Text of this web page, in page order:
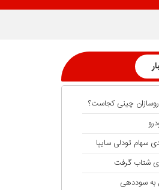
چینی کجاست؟
شتاب گرفت
به سوددهی